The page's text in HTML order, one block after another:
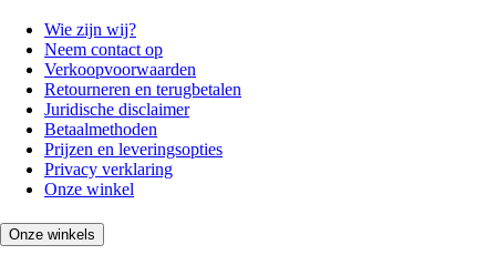
Wie zijn wij?
Neem contact op
Verkoopvoorwaarden
Retourneren en terugbetalen
Juridische disclaimer
Betaalmethoden
Prijzen en leveringsopties
Privacy verklaring
Onze winkel
Onze winkels